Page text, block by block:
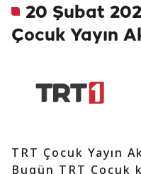
20 Şubat
Çocuk Yayın
TRT Çocuk Yayın
Bugün TRT Çocuk